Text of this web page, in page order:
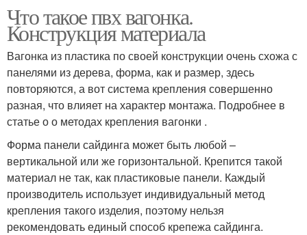
Что такое пвх вагонка.
Конструкция материала
Вагонка из пластика по своей конструкции очень схожа с
панелями из дерева, форма, как и размер, здесь
повторяются, а вот система крепления совершенно
разная, что влияет на характер монтажа. Подробнее в
статье о о методах крепления вагонки .
Форма панели сайдинга может быть любой –
вертикальной или же горизонтальной. Крепится такой
материал не так, как пластиковые панели. Каждый
производитель использует индивидуальный метод
крепления такого изделия, поэтому нельзя
рекомендовать единый способ крепежа сайдинга.